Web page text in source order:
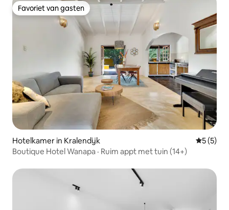
Favoriet van gasten
Favoriet van gasten
Hotelkamer in Kralendijk
5 (5)
Boutique Hotel Wanapa · Ruim appt met tuin (14+)